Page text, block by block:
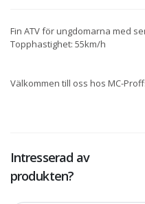
Fin ATV för ungdomarna med
Topphastighet: 55km/h
Välkommen till oss hos MC-
Intresserad av
produkten?